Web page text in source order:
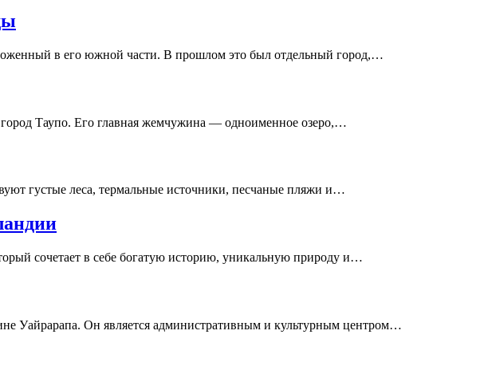
в его южной части. В прошлом это был отдельный город,…
Таупо. Его главная жемчужина — одноименное озеро,…
густые леса, термальные источники, песчаные пляжи и…
сочетает в себе богатую историю, уникальную природу и…
Уайрарапа. Он является административным и культурным центром…